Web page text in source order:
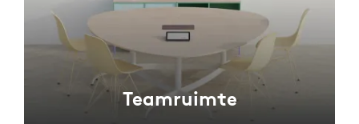
Teamruimte